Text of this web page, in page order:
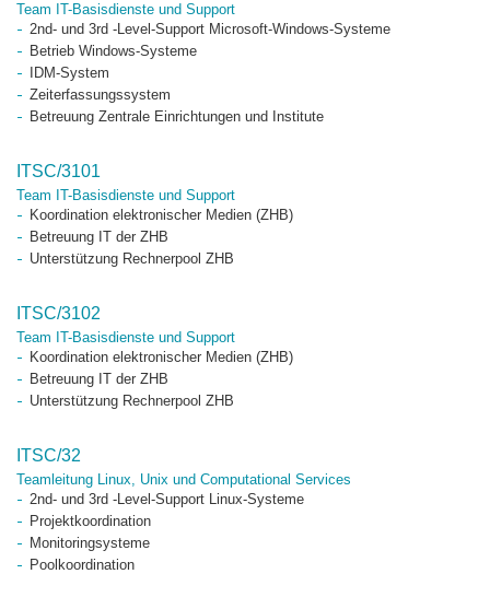
Team IT-Basisdienste und Support
2nd- und 3rd -Level-Support Microsoft-Windows-Systeme
Betrieb Windows-Systeme
IDM-System
Zeiterfassungssystem
Betreuung Zentrale Einrichtungen und Institute
ITSC/3101
Team IT-Basisdienste und Support
Koordination elektronischer Medien (ZHB)
Betreuung IT der ZHB
Unterstützung Rechnerpool ZHB
ITSC/3102
Team IT-Basisdienste und Support
Koordination elektronischer Medien (ZHB)
Betreuung IT der ZHB
Unterstützung Rechnerpool ZHB
ITSC/32
Teamleitung Linux, Unix und Computational Services
2nd- und 3rd -Level-Support Linux-Systeme
Projektkoordination
Monitoringsysteme
Poolkoordination